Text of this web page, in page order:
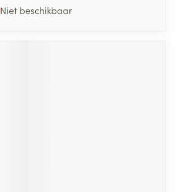
Niet beschikbaar